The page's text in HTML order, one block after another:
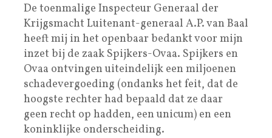
De toenmalige Inspecteur Generaal der
Krijgsmacht Luitenant-generaal A.P. van Baal
heeft mij in het openbaar bedankt voor mijn
inzet bij de zaak Spijkers-Ovaa. Spijkers en
Ovaa ontvingen uiteindelijk een miljoenen
schadevergoeding (ondanks het feit, dat de
hoogste rechter had bepaald dat ze daar
geen recht op hadden, een unicum) en een
koninklijke onderscheiding.